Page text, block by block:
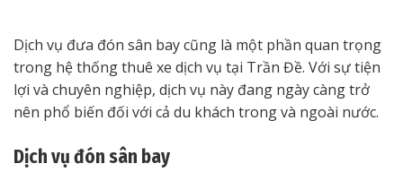
Dịch vụ đưa đón sân bay cũng là một phần quan trọng
trong hệ thống thuê xe dịch vụ tại Trần Đề. Với sự tiện
lợi và chuyên nghiệp, dịch vụ này đang ngày càng trở
nên phổ biến đối với cả du khách trong và ngoài nước.
Dịch vụ đón sân bay